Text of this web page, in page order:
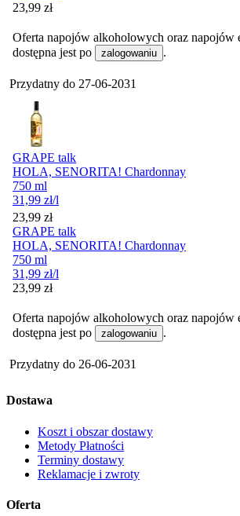
Cena
23,99 zł
Oferta napojów alkoholowych oraz napojów
dostępna jest po
zalogowaniu .
Przydatny do 27-06-2031
GRAPE talk
HOLA, SENORITA! Chardonnay
750 ml
31,99 zł/l
Cena
23,99 zł
GRAPE talk
HOLA, SENORITA! Chardonnay
750 ml
31,99 zł/l
Cena
23,99 zł
Oferta napojów alkoholowych oraz napojów
dostępna jest po
zalogowaniu .
Przydatny do 26-06-2031
Dostawa
Koszt i obszar dostawy
Metody Płatności
Terminy dostawy
Reklamacje i zwroty
Oferta